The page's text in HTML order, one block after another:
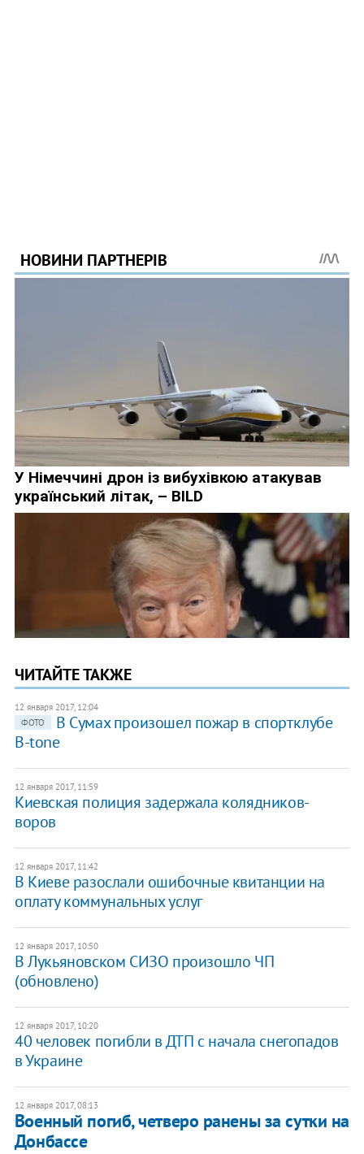
ЧИТАЙТЕ ТАКЖЕ
12 января 2017, 12:04
ФОТО
В Сумах произошел пожар в спортклубе
В-tone
12 января 2017, 11:59
Киевская полиция задержала колядников-
воров
12 января 2017, 11:42
В Киеве разослали ошибочные квитанции на
оплату коммунальных услуг
12 января 2017, 10:50
В Лукьяновском СИЗО произошло ЧП
(обновлено)
12 января 2017, 10:20
40 человек погибли в ДТП с начала снегопадов
в Украине
12 января 2017, 08:13
Военный погиб, четверо ранены за сутки на
Донбассе